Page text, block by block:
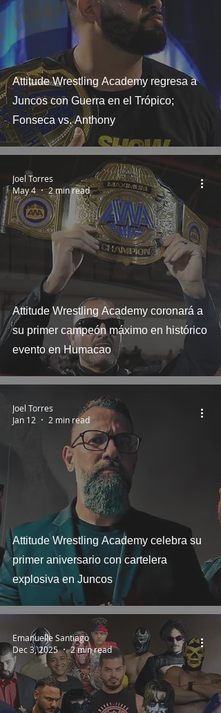
Attitude Wrestling Academy regresa a
Juncos con Guerra en el Trópico;
Fonseca vs. Anthony
Attitude Wrestling Academy coronará a
su primer campeón máximo en histórico
evento en Humacao
Joel Torres
May 4
2 min read
Attitude Wrestling Academy celebra su
primer aniversario con cartelera
explosiva en Juncos
Joel Torres
Jan 12
2 min read
Emanuelle Santiago
Dec 3, 2025
2 min read